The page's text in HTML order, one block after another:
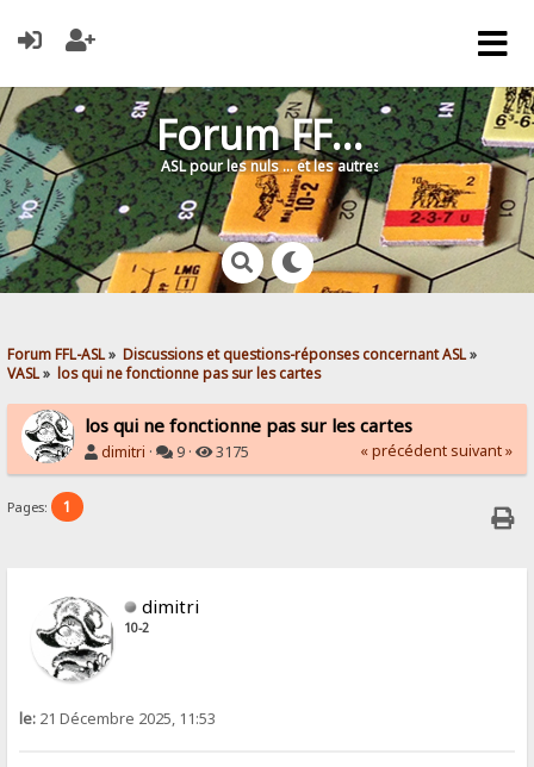
Forum FFL-ASL
ASL pour les nuls … et les autres !
Forum FFL-ASL» Discussions et questions-réponses concernant ASL»
VASL» los qui ne fonctionne pas sur les cartes
los qui ne fonctionne pas sur les cartes
dimitri · 9 · 3175 « précédent suivant »
Pages: 1
dimitri
10-2
le: 21 Décembre 2025, 11:53